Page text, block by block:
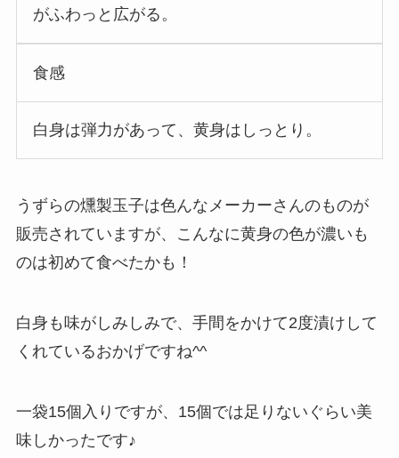
がふわっと広がる。
食感
白身は弾力があって、黄身はしっとり。
うずらの燻製玉子は色んなメーカーさんのものが
販売されていますが、こんなに黄身の色が濃いも
のは初めて食べたかも！
白身も味がしみしみで、手間をかけて2度漬けして
くれているおかげですね^^
一袋15個入りですが、15個では足りないぐらい美
味しかったです♪